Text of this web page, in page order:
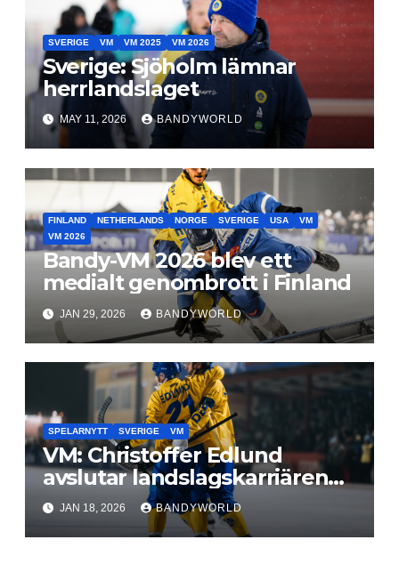
SVERIGE VM VM 2025 VM 2026
Sverige: Sjöholm lämnar
herrlandslaget
MAY 11, 2026 BANDYWORLD
FINLAND NETHERLANDS NORGE SVERIGE USA
VM
VM 2026
Bandy-VM 2026 blev ett
medialt genombrott i Finland
JAN 29, 2026 BANDYWORLD
SPELARNYTT SVERIGE VM
VM: Christoffer Edlund
avslutar landslagskarriären
med VM-Guld
JAN 18, 2026 BANDYWORLD